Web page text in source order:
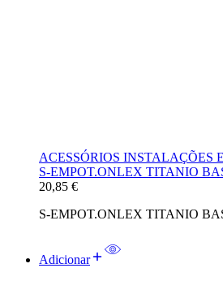
ACESSÓRIOS INSTALAÇÕES
S-EMPOT.ONLEX TITANIO
20,85 €
S-EMPOT.ONLEX TITANIO
Adicionar